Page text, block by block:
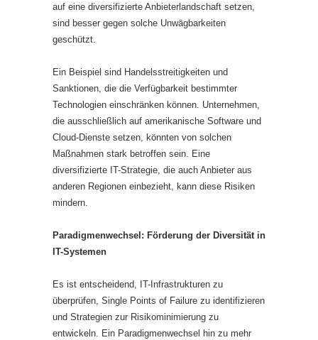
auf eine diversifizierte Anbieterlandschaft setzen,
sind besser gegen solche Unwägbarkeiten
geschützt.
Ein Beispiel sind Handelsstreitigkeiten und
Sanktionen, die die Verfügbarkeit bestimmter
Technologien einschränken können. Unternehmen,
die ausschließlich auf amerikanische Software und
Cloud-Dienste setzen, könnten von solchen
Maßnahmen stark betroffen sein. Eine
diversifizierte IT-Strategie, die auch Anbieter aus
anderen Regionen einbezieht, kann diese Risiken
mindern.
Paradigmenwechsel: Förderung der Diversität in
IT-Systemen
Es ist entscheidend, IT-Infrastrukturen zu
überprüfen, Single Points of Failure zu identifizieren
und Strategien zur Risikominimierung zu
entwickeln. Ein Paradigmenwechsel hin zu mehr